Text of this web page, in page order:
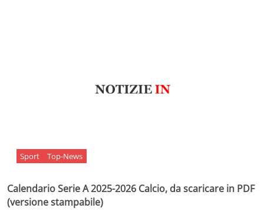
Sport Top-News
Calendario Serie A 2025-2026 Calcio, da scaricare in PDF
(versione stampabile)